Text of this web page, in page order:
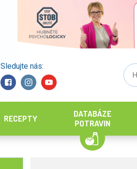
Sledujte nás:
RECEPTY
DATABÁZE
POTRAVIN